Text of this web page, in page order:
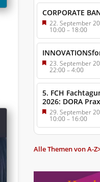
CORPORATE
22. September
10:00– 18:00
23. September
22:00–4:00
5. FCH
2026: DORA
29. September
10:00– 16:00
Alle Themen von A-